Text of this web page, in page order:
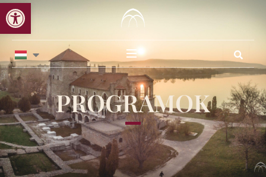
Eszköztár megnyitása
Skip
to
content
PROGRAMOK